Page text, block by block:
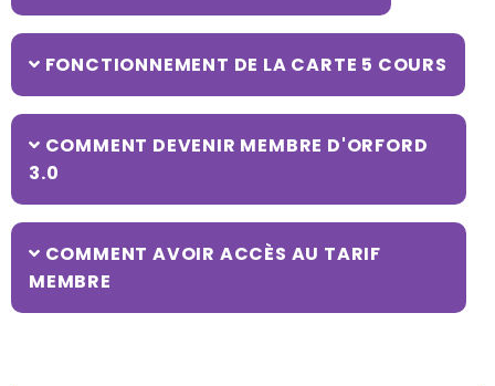
FONCTIONNEMENT DE LA CARTE 5 COURS
COMMENT DEVENIR MEMBRE D'ORFORD
3.0
COMMENT AVOIR ACCÈS AU TARIF
MEMBRE